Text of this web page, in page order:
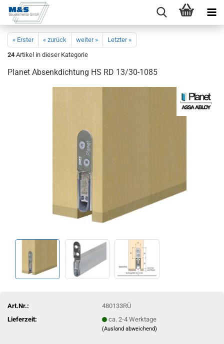
« Erster « zurück weiter »
Letzter »
24 Artikel in dieser Kategorie
Pla­net Ab­senk­dich­tung HS RD 13/30-​1085
Art.Nr.:
480133RÜ
Lieferzeit:
ca. 2-4 Werktage
(Ausland abweichend)